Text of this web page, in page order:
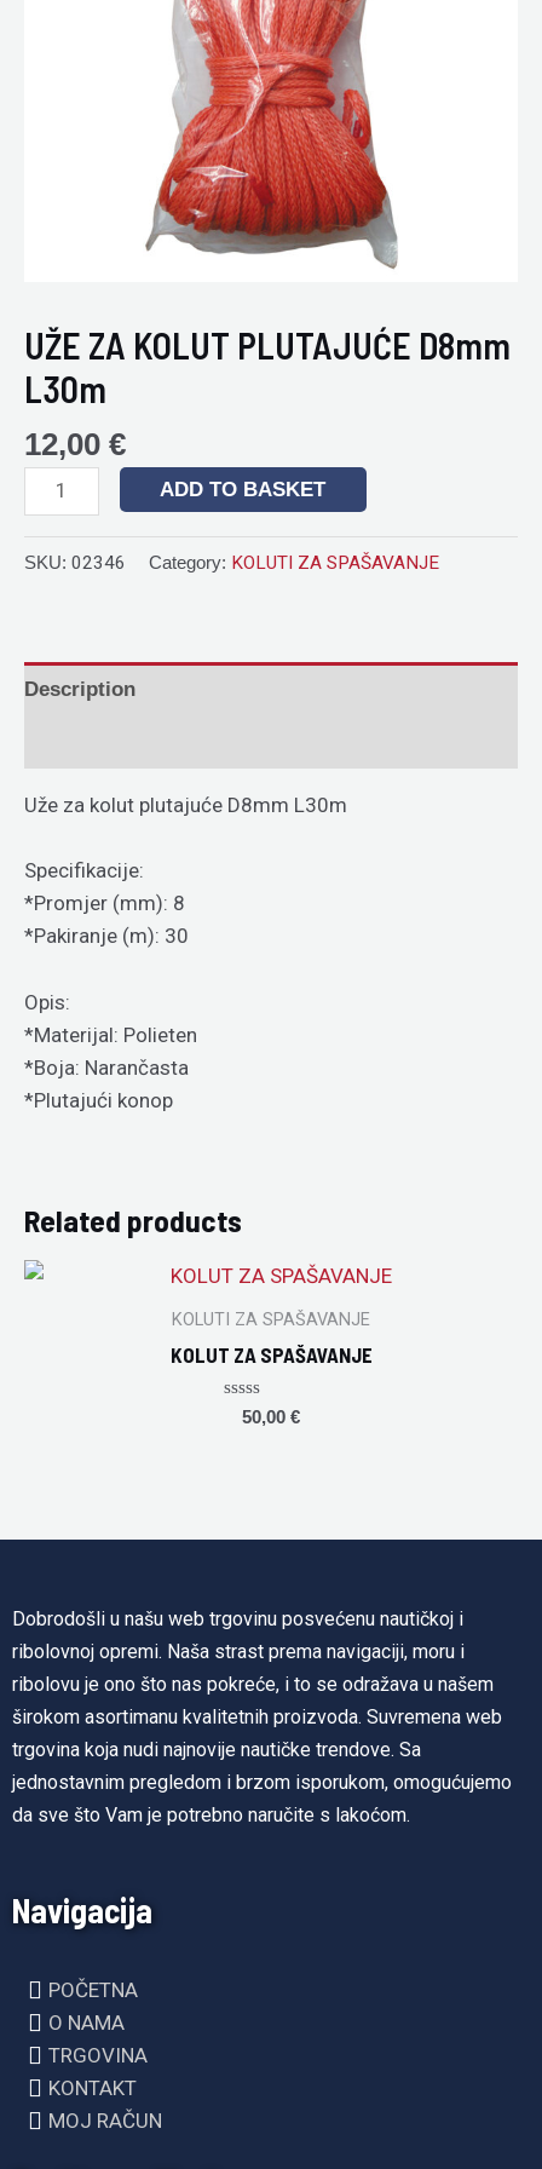
UŽE ZA KOLUT PLUTAJUĆE D8mm
L30m
12,00 €
ADD TO BASKET
SKU: 02346 Category: KOLUTI ZA SPAŠAVANJE
Description
Uže za kolut plutajuće D8mm L30m
Specifikacije:
*Promjer (mm): 8
*Pakiranje (m): 30
Opis:
*Materijal: Polieten
*Boja: Narančasta
*Plutajući konop
Related products
KOLUTI ZA SPAŠAVANJE
KOLUT ZA SPAŠAVANJE
Rated
50,00 €
Dobrodošli u našu web trgovinu posvećenu nautičkoj i
ribolovnoj opremi. Naša strast prema navigaciji, moru i
ribolovu je ono što nas pokreće, i to se odražava u našem
širokom asortimanu kvalitetnih proizvoda. Suvremena web
trgovina koja nudi najnovije nautičke trendove. Sa
jednostavnim pregledom i brzom isporukom, omogućujemo
da sve što Vam je potrebno naručite s lakoćom.
Navigacija
POČETNA
O NAMA
TRGOVINA
KONTAKT
MOJ RAČUN